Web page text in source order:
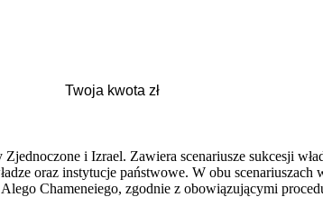
i Izrael. Zawiera scenariusze sukcesji
oraz instytucje państwowe. W obu
Chameneiego, zgodnie z obowiązującymi